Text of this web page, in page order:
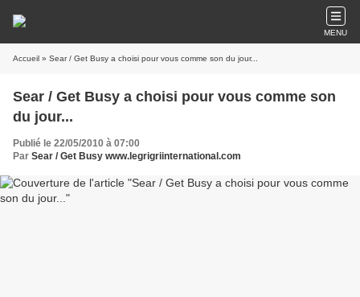
MENU
Accueil » Sear / Get Busy a choisi pour vous comme son du jour...
Sear / Get Busy a choisi pour vous comme son
du jour...
Publié le 22/05/2010 à 07:00
Par Sear / Get Busy www.legrigriinternational.com